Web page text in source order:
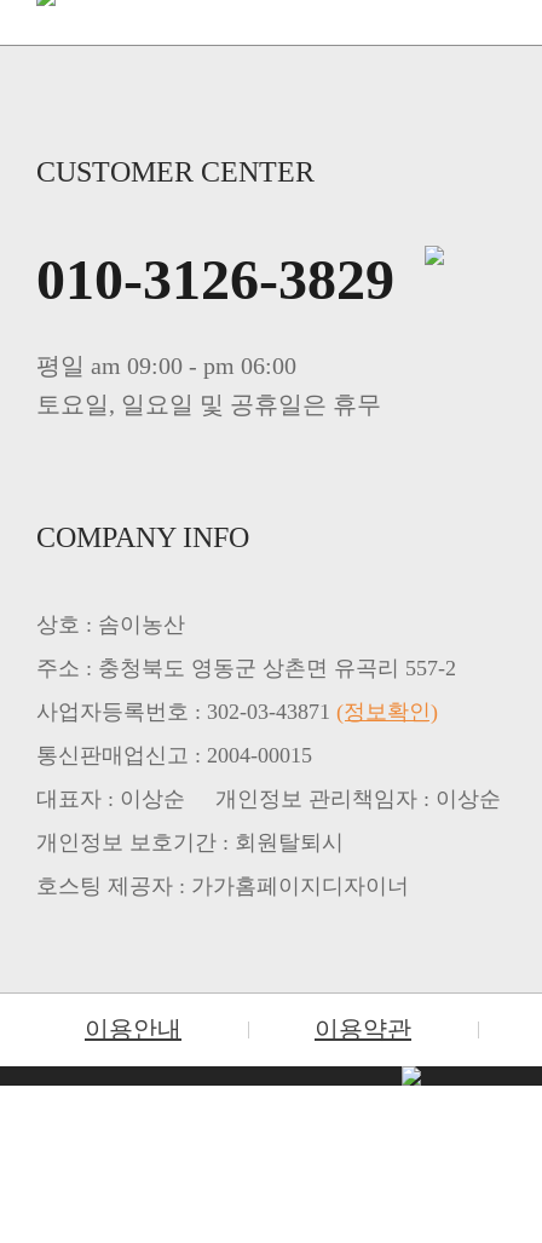
CUSTOMER CENTER
010-3126-3829
평일 am 09:00 - pm 06:00
토요일, 일요일 및 공휴일은 휴무
COMPANY INFO
상호 : 솜이농산
주소 : 충청북도 영동군 상촌면 유곡리 557-2
사업자등록번호 : 302-03-43871 (정보확인)
통신판매업신고 : 2004-00015
대표자 : 이상순 개인정보 관리책임자 : 이상순
개인정보 보호기간 : 회원탈퇴시
호스팅 제공자 : 가가홈페이지디자이너
이용안내 이용약관